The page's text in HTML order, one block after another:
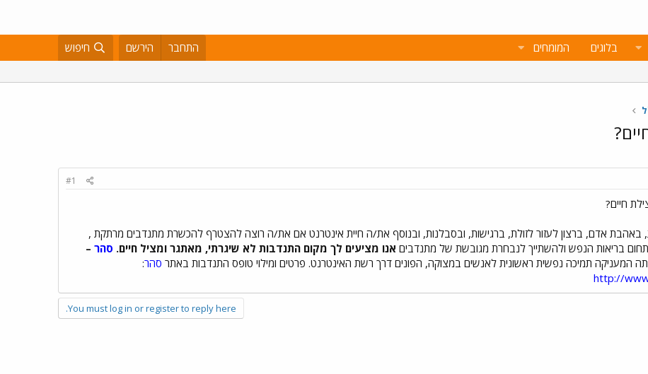
בלוגים המומחים התחבר הירשם חיפוש
#1
חיים?
באהבת אדם, ברצון לעזור לזולת, ברגישות, ובסבלנות, ובנוסף את/ה חיית אינטרנט אם את/ה רוצה להצטרף להכשרת מתנדבים מרתקת ,
בריאות הנפש ולהשתייך לנבחרת מגובשת של מתנדבים אנו מציעים לך מקום התנדבות לא שיגרתי, מאתגר ומציל חיים. סהר –
המעניקה תמיכה נפשית ראשונית לאנשים במצוקה, הפונים דרך רשת האינטרנט. פרטים ומילוי טופס התנדבות באתר סהר:
http://
You must log in or register to reply here.